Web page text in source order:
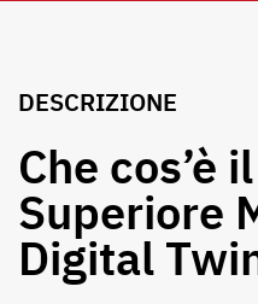
DESCRIZIONE
Che cos’è
Superiore
Digital